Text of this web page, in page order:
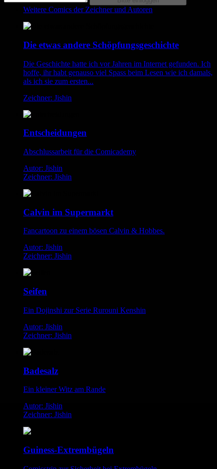
Weitere Comics der Zeichner und Autoren
Die etwas andere Schöpfungsgeschichte
Die Geschichte hatte ich vor Jahren im Internet gefunden. Ich
hoffe, ihr habt genauso viel Spass beim Lesen wie ich damals,
als ich sie zum ersten...
Zeichner: Jishin
Entscheidungen
Abschlussarbeit für die Comicademy
Autor: Jishin
Zeichner: Jishin
Calvin im Supermarkt
Fancartoon zu einem bösen Calvin & Hobbes.
Autor: Jishin
Zeichner: Jishin
Seifen
Ein Dojinshi zur Serie Rurouni Kenshin
Autor: Jishin
Zeichner: Jishin
Badesalz
Ein kleiner Witz am Rande
Autor: Jishin
Zeichner: Jishin
Guiness-Extrembügeln